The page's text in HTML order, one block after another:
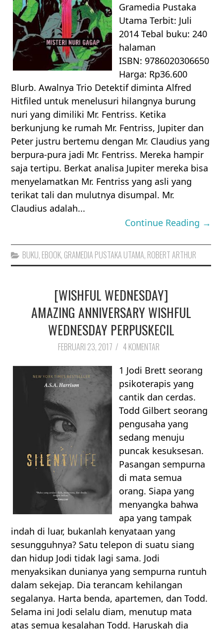
Gramedia Pustaka
Utama Terbit: Juli
2014 Tebal buku: 240
halaman
ISBN: 9786020306650
Harga: Rp36.600
Blurb. Awalnya Trio Detektif diminta Alfred
Hitfiled untuk menelusuri hilangnya burung
nuri yang dimiliki Mr. Fentriss. Ketika
berkunjung ke rumah Mr. Fentriss, Jupiter dan
Peter justru bertemu dengan Mr. Claudius yang
berpura-pura jadi Mr. Fentriss. Mereka hampir
saja tertipu. Berkat analisa Jupiter mereka bisa
menyelamatkan Mr. Fentriss yang asli yang
terikat tali dan mulutnya disumpal. Mr.
Claudius adalah...
Continue Reading →
BUKU, EBOOK, GRAMEDIA PUSTAKA UTAMA, ROBERT ARTHUR
[WISHFUL WEDNESDAY]
AMAZING ANNIVERSARY WISHFUL
WEDNESDAY PERPUSKECIL
FEBRUARI 23, 2017 / 4 KOMENTAR
1 Jodi Brett seorang
psikoterapis yang
cantik dan cerdas.
Todd Gilbert seorang
pengusaha yang
sedang menuju
puncak kesuksesan.
Pasangan sempurna
di mata semua
orang. Siapa yang
menyangka bahwa
apa yang tampak
indah di luar, bukanlah kenyataan yang
sesungguhnya? Satu telepon di suatu siang
dan hidup Jodi tidak lagi sama. Jodi
menyaksikan dunianya yang sempurna runtuh
dalam sekejap. Dia terancam kehilangan
segalanya. Harta benda, apartemen, dan Todd.
Selama ini Jodi selalu diam, menutup mata
atas semua kesalahan Todd. Haruskah dia